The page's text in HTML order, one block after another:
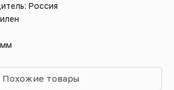
Россия
Похожие товары